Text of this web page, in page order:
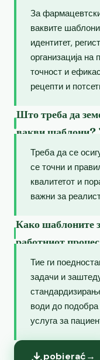
За
ваквите
идентитет,
организација
точност и
рецепти и
Што треба да
вакви шаблони?
Треба да се
се точни и
квалитетот и
важни за
Како шаблоните
работниот
Тие ги
задачи и
води до подобра
услуга за
pobierać→